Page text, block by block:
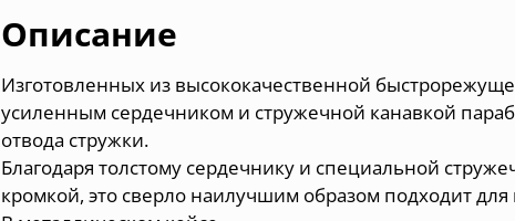
Описание
Изготовленных из высококачественной
усиленным сердечником и стружечной канавкой
отвода стружки.
Благодаря толстому сердечнику и специальной
кромкой, это сверло наилучшим образом подходит